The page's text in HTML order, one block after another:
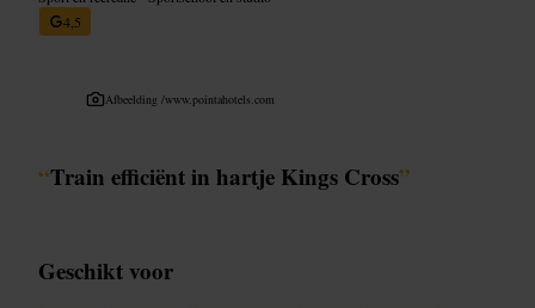
4,5
Afbeelding /www.pointahotels.com
“Train efficiënt in hartje Kings Cross”
Geschikt voor